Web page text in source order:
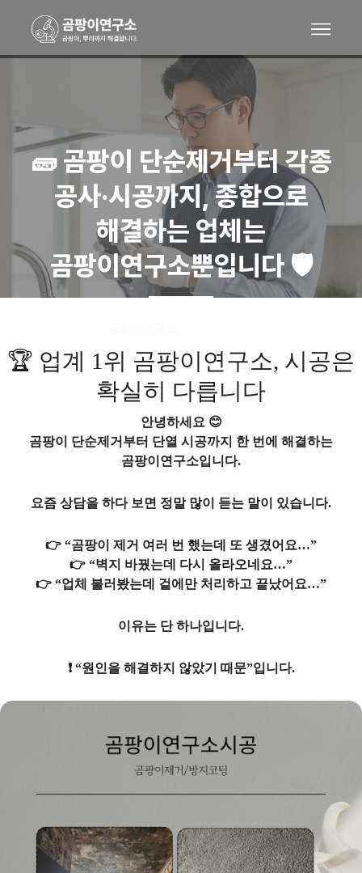
🧱 곰팡이 단순제거부터 각종
공사·시공까지, 종합으로
해결하는 업체는
곰팡이연구소뿐입니다 🛡
🏆 업계 1위 곰팡이연구소, 시공은
확실히 다릅니다
안녕하세요 😊
곰팡이 단순제거부터 단열 시공까지 한 번에 해결하는
곰팡이연구소입니다.
요즘 상담을 하다 보면 정말 많이 듣는 말이 있습니다.
👉 “곰팡이 제거 여러 번 했는데 또 생겼어요…”
👉 “벽지 바꿨는데 다시 올라오네요…”
👉 “업체 불러봤는데 겉에만 처리하고 끝났어요…”
이유는 단 하나입니다.
❗ “원인을 해결하지 않았기 때문”입니다.